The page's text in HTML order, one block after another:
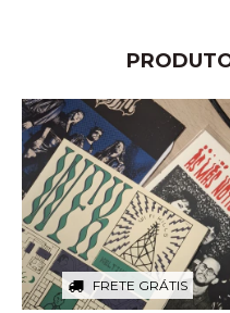
FRETE GRÁTIS